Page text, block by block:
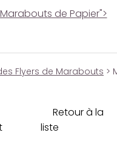
Marabouts de Papier">
Flyers de Marabouts >
Retour à la
liste